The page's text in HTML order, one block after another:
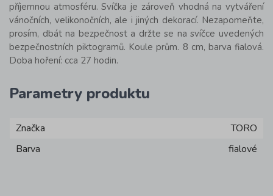
příjemnou atmosféru. Svíčka je zároveň vhodná na vytváření
vánočních, velikonočních, ale i jiných dekorací. Nezapomeňte,
prosím, dbát na bezpečnost a držte se na svíčce uvedených
bezpečnostních piktogramů. Koule prům. 8 cm, barva fialová.
Doba hoření: cca 27 hodin.
Parametry produktu
Značka
TORO
Barva
fialové